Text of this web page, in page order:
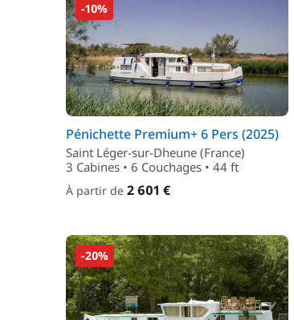
-10%
Pénichette Premium+ 6 Pers (2025)
Saint Léger-sur-Dheune (France)
3 Cabines • 6 Couchages • 44 ft
À partir de 2 601 €
-20%